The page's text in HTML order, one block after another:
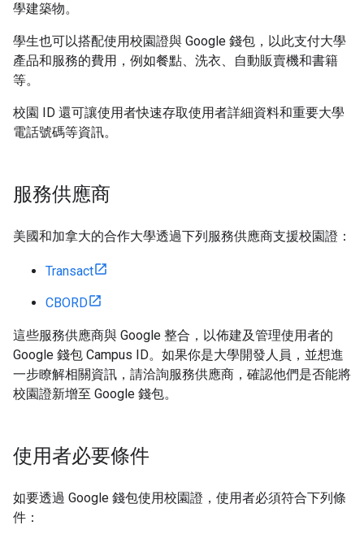
學建築物。
學生也可以搭配使用校園證與 Google 錢包，以此支付大學
產品和服務的費用，例如餐點、洗衣、自動販賣機和書籍
等。
校園 ID 還可讓使用者快速存取使用者詳細資料和重要大學
電話號碼等資訊。
服務供應商
美國和加拿大的合作大學透過下列服務供應商支援校園證：
Transact
CBORD
這些服務供應商與 Google 整合，以佈建及管理使用者的
Google 錢包 Campus ID。如果你是大學開發人員，並想進
一步瞭解相關資訊，請洽詢服務供應商，確認他們是否能將
校園證新增至 Google 錢包。
使用者必要條件
如要透過 Google 錢包使用校園證，使用者必須符合下列條
件：